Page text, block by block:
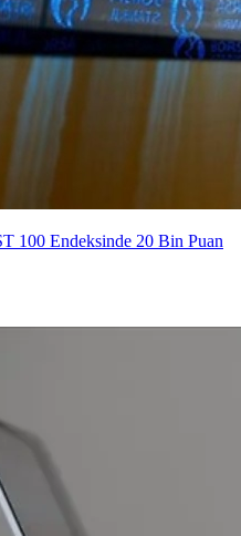
100 Endeksinde 20 Bin Puan